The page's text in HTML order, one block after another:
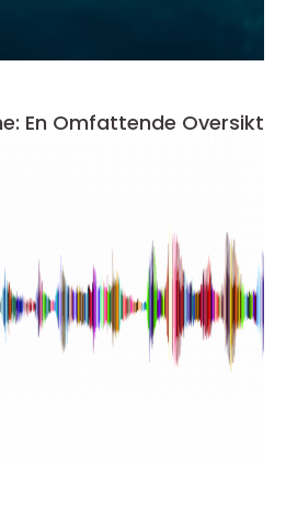
En Omfattende Oversikt